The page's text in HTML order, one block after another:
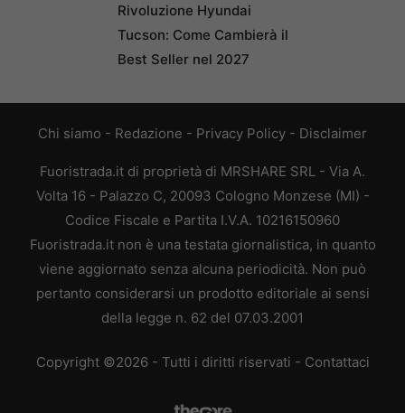
Rivoluzione Hyundai
Tucson: Come Cambierà il
Best Seller nel 2027
Chi siamo - Redazione - Privacy Policy - Disclaimer
Fuoristrada.it di proprietà di MRSHARE SRL - Via A.
Volta 16 - Palazzo C, 20093 Cologno Monzese (MI) -
Codice Fiscale e Partita I.V.A. 10216150960
Fuoristrada.it non è una testata giornalistica, in quanto
viene aggiornato senza alcuna periodicità. Non può
pertanto considerarsi un prodotto editoriale ai sensi
della legge n. 62 del 07.03.2001
Copyright ©2026 - Tutti i diritti riservati - Contattaci